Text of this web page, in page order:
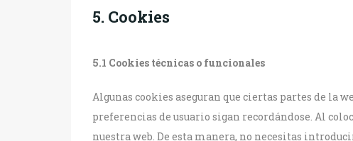
5. Cookies
5.1 Cookies técnicas o funcionales
Algunas cookies aseguran que ciertas partes de la
preferencias de usuario sigan recordándose. Al
nuestra web. De esta manera, no necesitas